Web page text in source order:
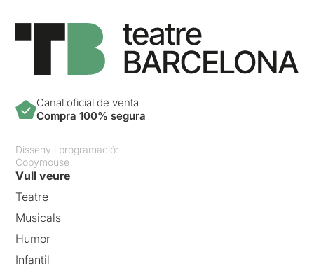
Canal oficial de venta
Compra 100% segura
Disseny i programació:
Copymouse
Vull veure
Teatre
Musicals
Humor
Infantil